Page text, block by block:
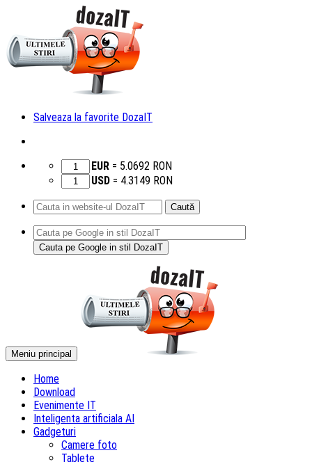
Salveaza la favorite DozaIT
EUR = 5.0692 RON
USD = 4.3149 RON
Caută
după:
Meniu principal
Home
Download
Evenimente IT
Inteligenta artificiala AI
Gadgeturi
Camere foto
Tablete